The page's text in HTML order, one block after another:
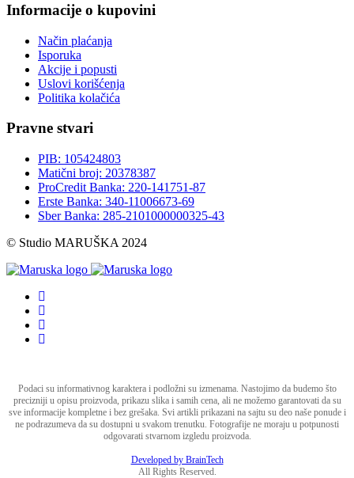
Informacije o kupovini
Način plaćanja
Isporuka
Akcije i popusti
Uslovi korišćenja
Politika kolačića
Pravne stvari
PIB: 105424803
Matični broj: 20378387
ProCredit Banka: 220-141751-87
Erste Banka: 340-11006673-69
Sber Banka: 285-2101000000325-43
© Studio MARUŠKA 2024
Podaci su informativnog karaktera i podložni su izmenama. Nastojimo da budemo što
precizniji u opisu proizvoda, prikazu slika i samih cena, ali ne možemo garantovati da su
sve informacije kompletne i bez grešaka. Svi artikli prikazani na sajtu su deo naše ponude i
ne podrazumeva da su dostupni u svakom trenutku. Fotografije ne moraju u potpunosti
odgovarati stvarnom izgledu proizvoda.
Developed by BrainTech
All Rights Reserved.